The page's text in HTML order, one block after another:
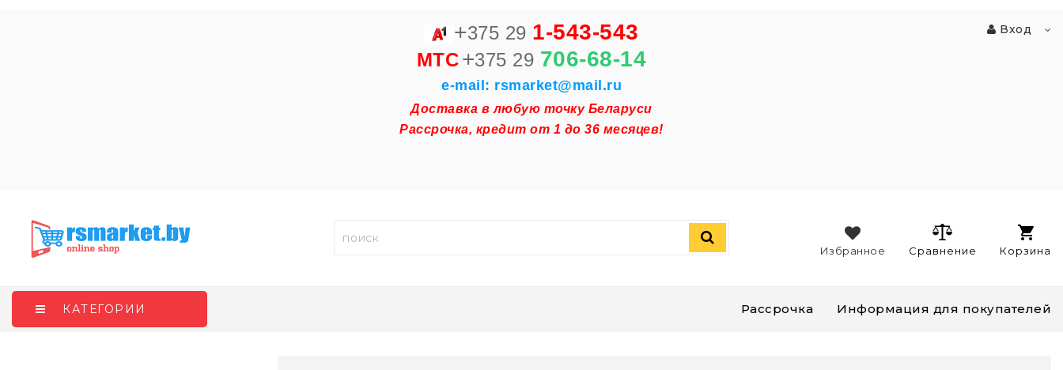
+375 29 1-543-543
MTC+375 29 706-68-14
e-mail: rsmarket@mail.ru
Доставка в любую точку Беларуси
Рассрочка, кредит от 1 до 36 месяцев!
Вход
Корзина
Сравнение
Избранное
КАТЕГОРИИ Рассрочка Информация для покупателей